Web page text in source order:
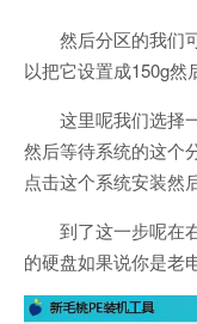
然后分区的我们可
以把它设置成150g然
这里呢我们选择一
然后等待系统的这个
点击这个系统安装然
到了这一步呢在右
的硬盘如果说你是老